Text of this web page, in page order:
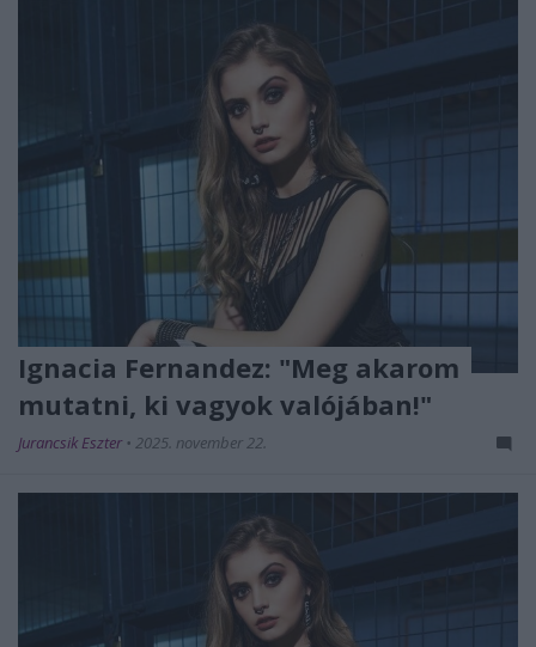
Ignacia Fernandez: "Meg akarom
mutatni, ki vagyok valójában!"
Jurancsik Eszter • 2025. november 22.